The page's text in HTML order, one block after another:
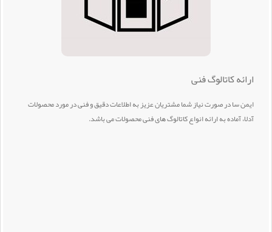
ارائه کاتالوگ فنی
ایمن سا در صورت نیاز شما مشتریان عزیز به اطلاعات دقیق و فنی در مورد محصولات
آدلا، آماده به ارائه انواع کاتالوگ های فنی محصولات می باشد.